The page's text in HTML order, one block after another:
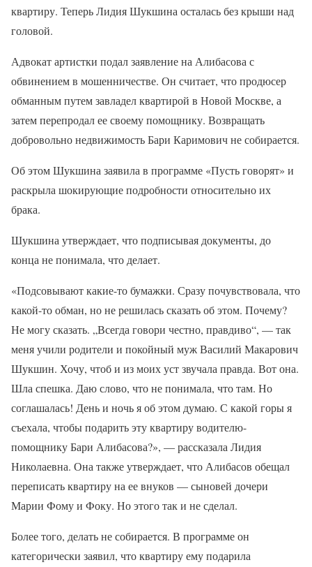
квартиру. Теперь Лидия Шукшина осталась без крыши над
головой.
Адвокат артистки подал заявление на Алибасова с
обвинением в мошенничестве. Он считает, что продюсер
обманным путем завладел квартирой в Новой Москве, а
затем перепродал ее своему помощнику. Возвращать
добровольно недвижимость Бари Каримович не собирается.
Об этом Шукшина заявила в программе «Пусть говорят» и
раскрыла шокирующие подробности относительно их
брака.
Шукшина утверждает, что подписывая документы, до
конца не понимала, что делает.
«Подсовывают какие-то бумажки. Сразу почувствовала, что
какой-то обман, но не решилась сказать об этом. Почему?
Не могу сказать. „Всегда говори честно, правдиво“, — так
меня учили родители и покойный муж Василий Макарович
Шукшин. Хочу, чтоб и из моих уст звучала правда. Вот она.
Шла спешка. Даю слово, что не понимала, что там. Но
соглашалась! День и ночь я об этом думаю. С какой горы я
съехала, чтобы подарить эту квартиру водителю-
помощнику Бари Алибасова?», — рассказала Лидия
Николаевна. Она также утверждает, что Алибасов обещал
переписать квартиру на ее внуков — сыновей дочери
Марии Фому и Фоку. Но этого так и не сделал.
Более того, делать не собирается. В программе он
категорически заявил, что квартиру ему подарила